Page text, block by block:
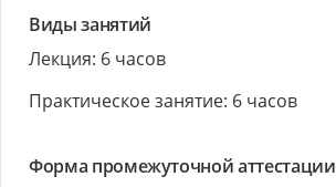
Виды занятий
Лекция: 6 часов
Практическое занятие: 6 часов
Форма промежуточной аттестации